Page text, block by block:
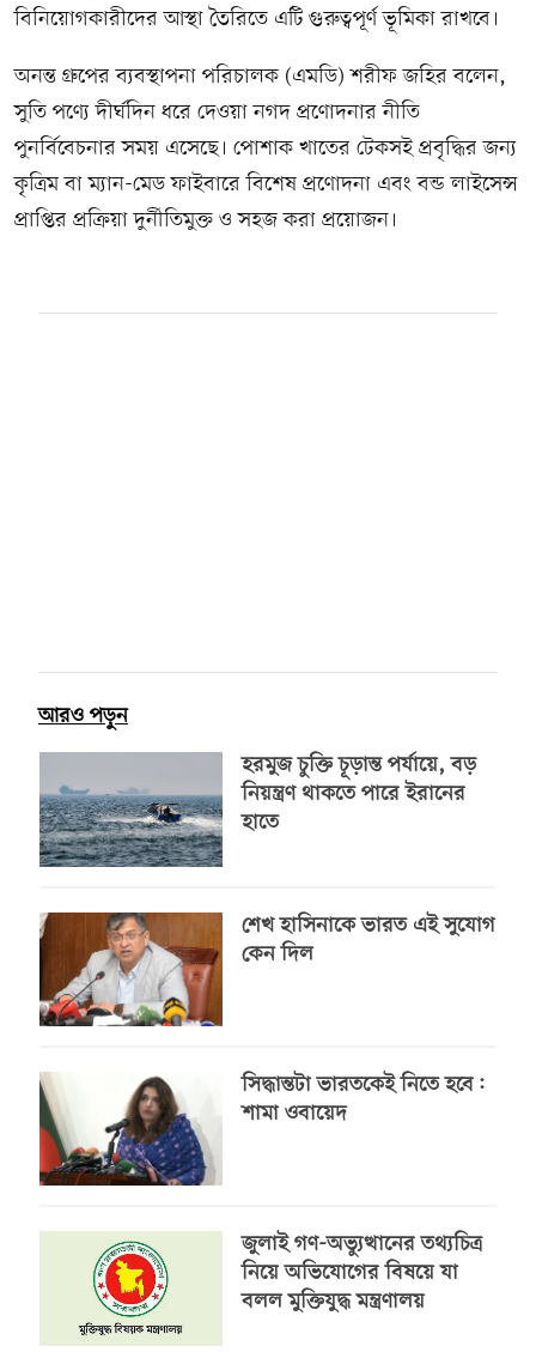
বিনিয়োগকারীদের আস্থা তৈরিতে এটি গুরুত্বপূর্ণ ভূমিকা রাখবে।
অনন্ত গ্রুপের ব্যবস্থাপনা পরিচালক (এমডি) শরীফ জহির বলেন,
সুতি পণ্যে দীর্ঘদিন ধরে দেওয়া নগদ প্রণোদনার নীতি
পুনর্বিবেচনার সময় এসেছে। পোশাক খাতের টেকসই প্রবৃদ্ধির জন্য
কৃত্রিম বা ম্যান-মেড ফাইবারে বিশেষ প্রণোদনা এবং বন্ড লাইসেন্স
প্রাপ্তির প্রক্রিয়া দুর্নীতিমুক্ত ও সহজ করা প্রয়োজন।
আরও পড়ুন
হরমুজ চুক্তি চূড়ান্ত পর্যায়ে, বড়
নিয়ন্ত্রণ থাকতে পারে ইরানের
হাতে
শেখ হাসিনাকে ভারত এই সুযোগ
কেন দিল
সিদ্ধান্তটা ভারতকেই নিতে হবে:
শামা ওবায়েদ
জুলাই গণ-অভ্যুত্থানের তথ্যচিত্র
নিয়ে অভিযোগের বিষয়ে যা
বলল মুক্তিযুদ্ধ মন্ত্রণালয়